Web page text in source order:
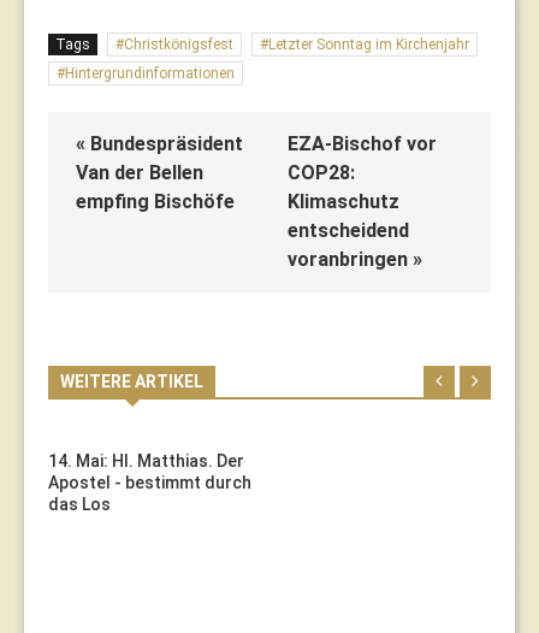
Tags Christkönigsfest
Letzter Sonntag im Kirchenjahr
Hintergrundinformationen
« Bundespräsident
Van der Bellen
empfing Bischöfe
EZA-Bischof vor
COP28:
Klimaschutz
entscheidend
voranbringen »
WEITERE ARTIKEL
14. Mai: Hl. Matthias. Der
Apostel - bestimmt durch
das Los